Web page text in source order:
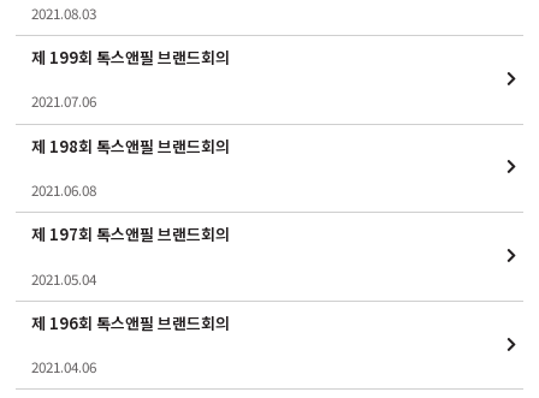
2021.08.03
제 199회 톡스앤필 브랜드회의
2021.07.06
제 198회 톡스앤필 브랜드회의
2021.06.08
제 197회 톡스앤필 브랜드회의
2021.05.04
제 196회 톡스앤필 브랜드회의
2021.04.06